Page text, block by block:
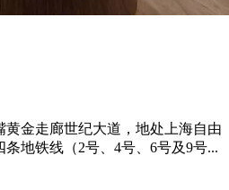
金走廊世纪大道，地处上海自由
地铁线（2号、4号、6号及9号...